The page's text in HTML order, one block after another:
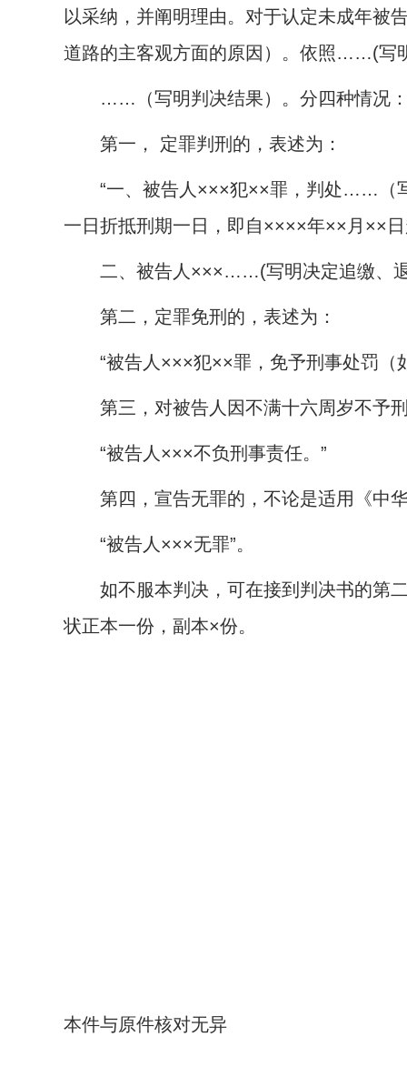
以采纳，并阐明理由。对于认定未成年被
道路的主客观方面的原因）。依照……(写
……（写明判决结果）。分四种情况
第一， 定罪判刑的，表述为：
“一、被告人×××犯××罪，判处……（写
一日折抵刑期一日，即自××××年××月××
二、被告人×××……(写明决定追缴、
第二，定罪免刑的，表述为：
“被告人×××犯××罪，免予刑事处罚（
第三，对被告人因不满十六周岁不予
“被告人×××不负刑事责任。”
第四，宣告无罪的，不论是适用《中华
“被告人×××无罪”。
如不服本判决，可在接到判决书的第二
状正本一份，副本×份。
本件与原件核对无异